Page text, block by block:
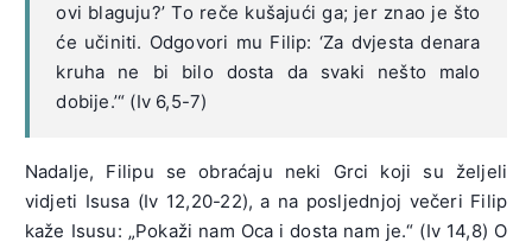
ovi blaguju?’ To reče kušajući ga; jer znao je što
će učiniti. Odgovori mu Filip: ‘Za dvjesta denara
kruha ne bi bilo dosta da svaki nešto malo
dobije.’“ (Iv 6,5-7)
Nadalje, Filipu se obraćaju neki Grci koji su željeli
vidjeti Isusa (Iv 12,20-22), a na posljednjoj večeri Filip
kaže Isusu: „Pokaži nam Oca i dosta nam je.“ (Iv 14,8) O